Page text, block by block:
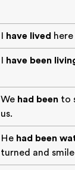
I have lived
I have been
We had been to
us.
He had been
turned and